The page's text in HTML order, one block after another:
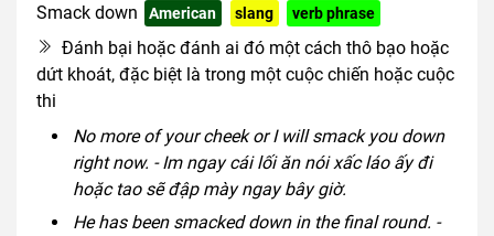
Smack down American slang verb phrase
Đánh bại hoặc đánh ai đó một cách thô bạo hoặc
dứt khoát, đặc biệt là trong một cuộc chiến hoặc cuộc
thi
No more of your cheek or I will smack you down
right now. - Im ngay cái lối ăn nói xấc láo ấy đi
hoặc tao sẽ đập mày ngay bây giờ.
He has been smacked down in the final round. -